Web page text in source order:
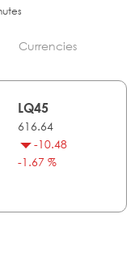
Currencies
LQ45
616.64
-10.48
-1.67 %